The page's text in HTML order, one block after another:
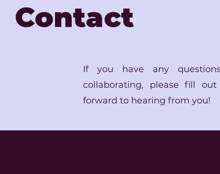
Contact
If you have any
collaborating, please fill
forward to hearing from you!